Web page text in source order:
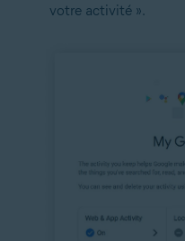
votre activité ».